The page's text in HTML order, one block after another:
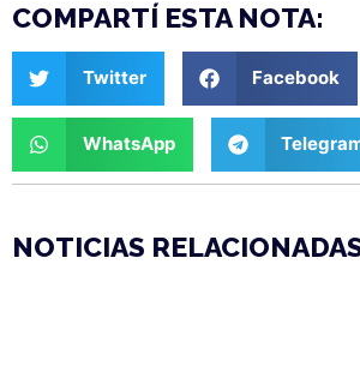
COMPARTÍ ESTA NOTA:
Twitter Facebook
WhatsApp
NOTICIAS